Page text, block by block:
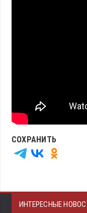
СОХРАНИТЬ
ИНТЕРЕСНЫЕ